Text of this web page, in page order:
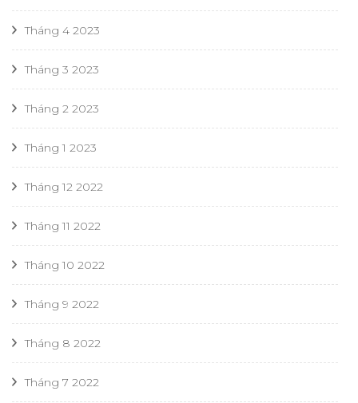
Tháng 4 2023
Tháng 3 2023
Tháng 2 2023
Tháng 1 2023
Tháng 12 2022
Tháng 11 2022
Tháng 10 2022
Tháng 9 2022
Tháng 8 2022
Tháng 7 2022